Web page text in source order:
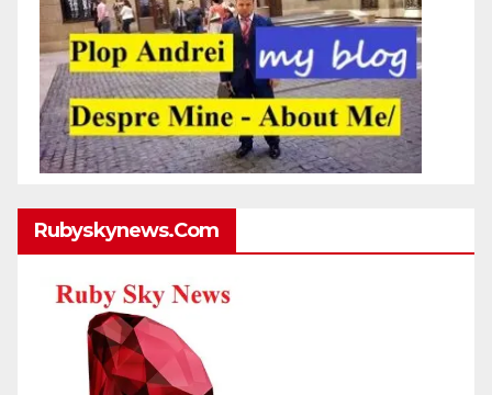
Rubyskynews.com